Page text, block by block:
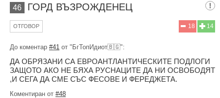
46 ГОРД ВЪЗРОЖДЕНЕЦ
14
18
ОТГОВОР
До коментар #41 от "БгТопИдиот🇧🇬":
ДА ОБРЯЗАНИ СА ЕВРОАНТЛАНТИЧЕСКИТЕ ПОДЛОГИ
ЗАЩОТО АКО НЕ БЯХА РУСНАЦИТЕ ДА НИ ОСВОБОДЯТ
,И СЕГА ДА СМЕ СЪС ФЕСОВЕ И ФЕРЕДЖЕТА.
Коментиран от #48